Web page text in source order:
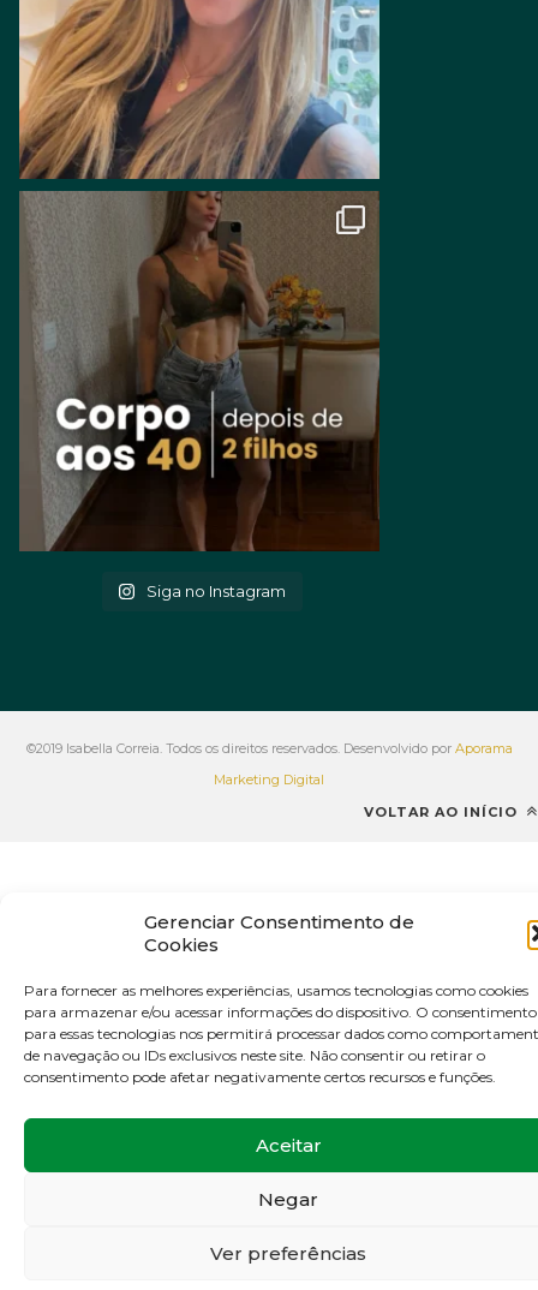
Gerenciar Consentimento de
Cookies
Para fornecer as melhores experiências, usamos tecnologias como cookies
para armazenar e/ou acessar informações do dispositivo. O consentimento
para essas tecnologias nos permitirá processar dados como
de navegação ou IDs exclusivos neste site. Não consentir ou retirar o
consentimento pode afetar negativamente certos recursos e funções.
Aceitar
Negar
Ver preferências
Siga no Instagram
©2019 Isabella Correia. Todos os direitos reservados. Desenvolvido por Aporama
Marketing Digital
VOLTAR AO INÍCIO